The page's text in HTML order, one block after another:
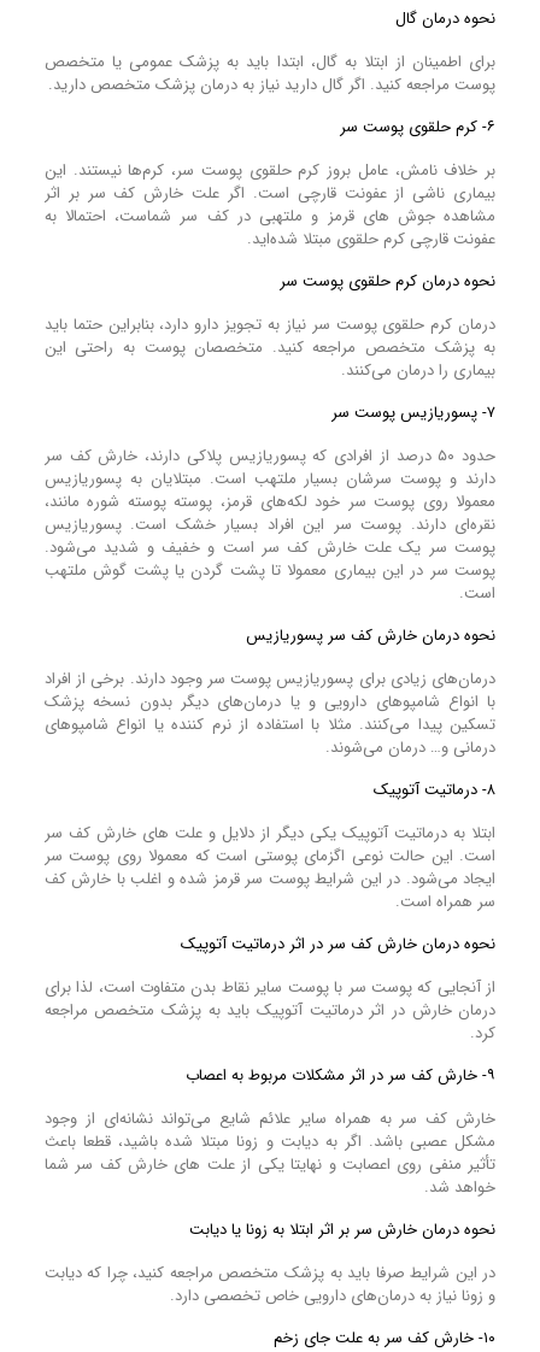
نحوه درمان گال
برای اطمینان از ابتلا به گال، ابتدا باید به پزشک عمومی یا متخصص
پوست مراجعه کنید. اگر گال دارید نیاز به درمان پزشک متخصص دارید.
۶- کرم حلقوی پوست سر
بر خلاف نامش، عامل بروز کرم حلقوی پوست سر، کرم‌ها نیستند. این
بیماری ناشی از عفونت قارچی است. اگر علت خارش کف سر بر اثر
مشاهده جوش‌ های قرمز و ملتهبی در کف سر شماست، احتمالا به
عفونت قارچی کرم حلقوی مبتلا شده‌اید.
نحوه درمان کرم حلقوی پوست سر
درمان کرم حلقوی پوست سر نیاز به تجویز دارو دارد، بنابراین حتما باید
به پزشک متخصص مراجعه کنید. متخصصان پوست به راحتی این
بیماری را درمان می‌کنند.
۷- پسوریازیس پوست سر
حدود ۵۰ درصد از افرادی که پسوریازیس پلاکی دارند، خارش کف سر
دارند و پوست سرشان بسیار ملتهب است. مبتلایان به پسوریازیس
معمولا روی پوست سر خود لکه‌های قرمز، پوسته پوسته شوره مانند،
نقره‌ای دارند. پوست سر این افراد بسیار خشک است. پسوریازیس
پوست سر یک علت خارش کف سر است و خفیف و شدید می‌شود.
پوست سر در این بیماری معمولا تا پشت گردن یا پشت گوش ملتهب
است.
نحوه درمان خارش کف سر پسوریازیس
درمان‌های زیادی برای پسوریازیس پوست سر وجود دارند. برخی از افراد
با انواع شامپو‌های دارویی و یا درمان‌های دیگر بدون نسخه پزشک
تسکین پیدا می‌کنند. مثلا با استفاده از نرم‌ کننده یا انواع شامپو‌های
درمانی و… درمان می‌شوند.
۸- درماتیت آتوپیک
ابتلا به درماتیت آتوپیک یکی دیگر از دلایل و علت های خارش کف سر
است. این حالت نوعی اگزمای پوستی است که معمولا روی پوست سر
ایجاد می‌شود. در این شرایط پوست سر قرمز شده و اغلب با خارش کف
سر همراه است.
نحوه درمان خارش کف سر در اثر درماتیت آتوپیک
از آنجایی که پوست سر با پوست سایر نقاط بدن متفاوت است، لذا برای
درمان خارش در اثر درماتیت آتوپیک باید به پزشک متخصص مراجعه
کرد.
۹- خارش کف سر در اثر مشکلات مربوط به اعصاب
خارش کف سر به همراه سایر علائم شایع می‌تواند نشانه‌ای از وجود
مشکل عصبی باشد. اگر به دیابت و زونا مبتلا شده باشید، قطعا باعث
تأثیر منفی روی اعصابت و نهایتا یکی از علت های خارش کف سر شما
خواهد شد.
نحوه درمان خارش سر بر اثر ابتلا به زونا یا دیابت
در این شرایط صرفا باید به پزشک متخصص مراجعه کنید، چرا که دیابت
و زونا نیاز به درمان‌های دارویی خاص تخصصی دارد.
۱۰- خارش کف سر به علت جای زخم